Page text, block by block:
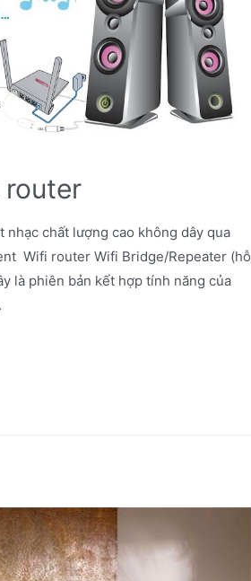
router
chất lượng cao không dây qua
Wifi router Wifi Bridge/Repeater (hỗ
là phiên bản kết hợp tính năng của